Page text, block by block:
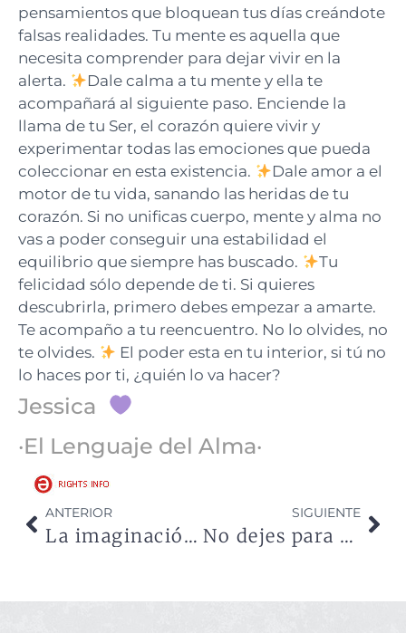
pensamientos que bloquean tus días creándote
falsas realidades. Tu mente es aquella que
necesita comprender para dejar vivir en la
alerta.
Dale calma a tu mente y ella te
acompañará al siguiente paso. Enciende la
llama de tu Ser, el corazón quiere vivir y
experimentar todas las emociones que pueda
coleccionar en esta existencia.
Dale amor a el
motor de tu vida, sanando las heridas de tu
corazón. Si no unificas cuerpo, mente y alma no
vas a poder conseguir una estabilidad el
equilibrio que siempre has buscado.
Tu
felicidad sólo depende de ti. Si quieres
descubrirla, primero debes empezar a amarte.
Te acompaño a tu reencuentro. No lo olvides, no
te olvides.
El poder esta en tu interior, si tú no
lo haces por ti, ¿quién lo va hacer?
Jessica
·El Lenguaje del Alma·
ANTERIOR
La imaginación del niño
SIGUIENTE
No dejes para mañana lo que puedas amarte hoy